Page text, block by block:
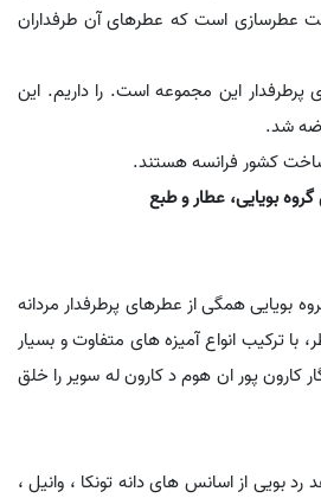
عطرسازی است که عطرهای آن طرفداران
پرطرفدار این مجموعه است. را داریم. این
کشور فرانسه هستند.
بویایی، عطار و طبع
بویایی همگی از عطرهای پرطرفدار مردانه
با ترکیب انواع آمیزه های متفاوت و بسیار
کارون پور ان هوم د کارون له سویر را خلق
بویی از اسانس های دانه تونکا ، وانیل ،